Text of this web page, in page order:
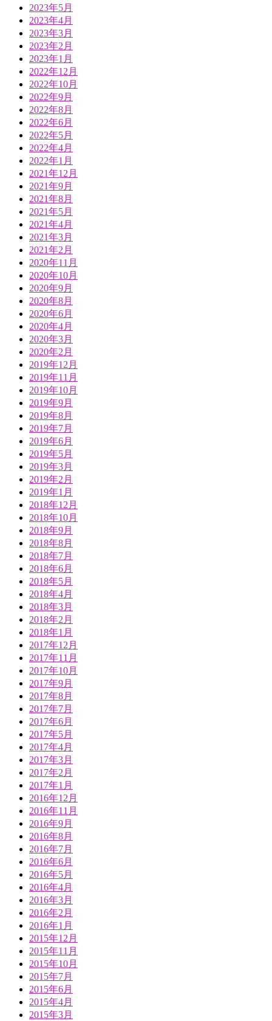
2023年5月
2023年4月
2023年3月
2023年2月
2023年1月
2022年12月
2022年10月
2022年9月
2022年8月
2022年6月
2022年5月
2022年4月
2022年1月
2021年12月
2021年9月
2021年8月
2021年5月
2021年4月
2021年3月
2021年2月
2020年11月
2020年10月
2020年9月
2020年8月
2020年6月
2020年4月
2020年3月
2020年2月
2019年12月
2019年11月
2019年10月
2019年9月
2019年8月
2019年7月
2019年6月
2019年5月
2019年3月
2019年2月
2019年1月
2018年12月
2018年10月
2018年9月
2018年8月
2018年7月
2018年6月
2018年5月
2018年4月
2018年3月
2018年2月
2018年1月
2017年12月
2017年11月
2017年10月
2017年9月
2017年8月
2017年7月
2017年6月
2017年5月
2017年4月
2017年3月
2017年2月
2017年1月
2016年12月
2016年11月
2016年9月
2016年8月
2016年7月
2016年6月
2016年5月
2016年4月
2016年3月
2016年2月
2016年1月
2015年12月
2015年11月
2015年10月
2015年7月
2015年6月
2015年4月
2015年3月